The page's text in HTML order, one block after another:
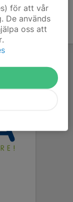
för att vår
De används
oss att